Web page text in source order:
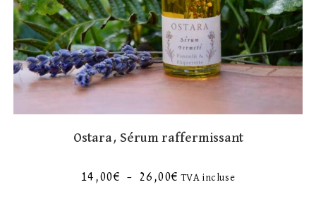
Ostara, Sérum raffermissant
14,00€ – 26,00€ TVA incluse